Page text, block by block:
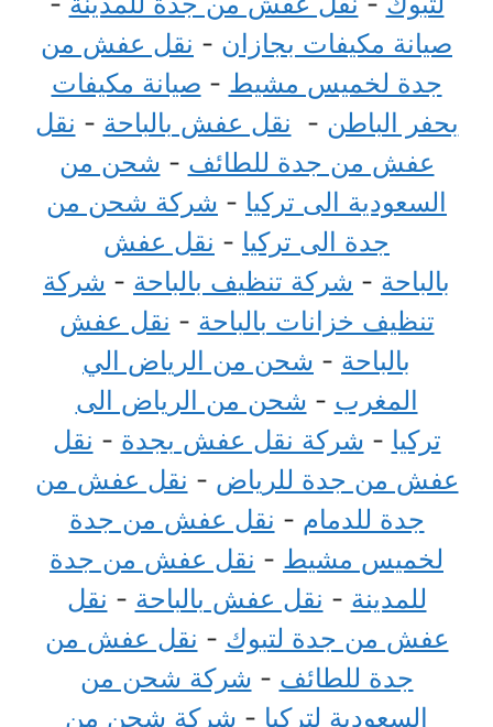
صيانة مكيفات بجازان - نقل عفش من
جدة لخميس مشيط - صيانة مكيفات
بحفر الباطن - نقل عفش بالباحة - نقل
عفش من جدة للطائف - شحن من
السعودية الى تركيا - شركة شحن من
جدة الى تركيا - نقل عفش
بالباحة - شركة تنظيف بالباحة - شركة
تنظيف خزانات بالباحة - نقل عفش
بالباحة - شحن من الرياض الي
المغرب - شحن من الرياض الى
تركيا - شركة نقل عفش بجدة - نقل
عفش من جدة للرياض - نقل عفش من
جدة للدمام - نقل عفش من جدة
لخميس مشيط - نقل عفش من جدة
للمدينة - نقل عفش بالباحة - نقل
عفش من جدة لتبوك - نقل عفش من
جدة للطائف - شركة شحن من
السعودية لتركيا - شركة شحن من